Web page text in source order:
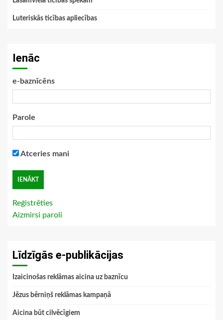
Luteriskās ticības apliecības
Ienāc
e-baznīcēns
Parole
Atceries mani
Reģistrēties
Aizmirsi paroli
Līdzīgās e-publikācijas
Izaicinošas reklāmas aicina uz baznīcu
Jēzus bērniņš reklāmas kampaņā
Aicina būt cilvēcīgiem